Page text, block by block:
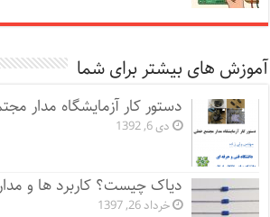
آموزش های بیشتر برای شما
دستور کار آزمایشگاه مدار
دی 6, 1392
دیاک چیست؟ کاربرد ها و
خرداد 26, 1397